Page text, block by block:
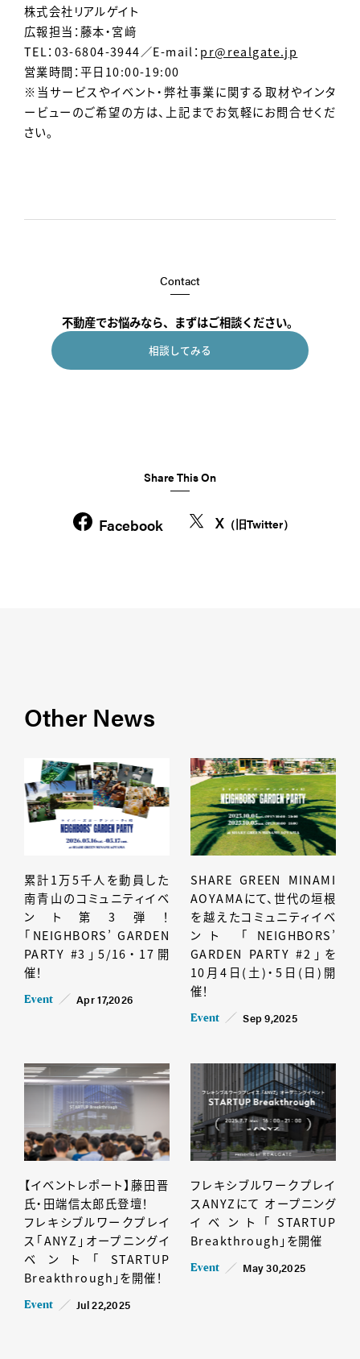
株式会社リアルゲイト
広報担当：藤本・宮﨑
TEL：03-6804-3944／E-mail： pr@realgate.jp
営業時間：平日10:00-19:00
※当サービスやイベント・弊社事業に関する取材やインタ
ービューのご希望の方は、上記までお気軽にお問合せくだ
さい。
Contact
不動産でお悩みなら、まずはご相談ください。
相談してみる
Share This On
Facebook X （旧Twitter）
Other News
累計1万5千人を動員した
南青山のコミュニティイベ
ント第3弾！
「NEIGHBORS’ GARDEN
PARTY #3」5/16・17開
催！
Event Apr 17,2026
SHARE GREEN MINAMI
AOYAMAにて、世代の垣根
を越えたコミュニティイベ
ント 「NEIGHBORS’
GARDEN PARTY #2」を
10月4日(土)・5日(日)開
催！
Event Sep 9,2025
【イベントレポート】藤田晋
氏・田端信太郎氏登壇！
フレキシブルワークプレイ
ス「ANYZ」オープニングイ
ベント「STARTUP
Breakthrough」を開催！
Event Jul 22,2025
フレキシブルワークプレイ
スANYZにて オープニング
イベント「STARTUP
Breakthrough」を開催
Event May 30,2025